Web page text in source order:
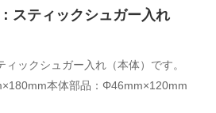
スティックシュガー入れ
ィックシュガー入れ（本体）です。
本体部品：Φ46mm×120mm